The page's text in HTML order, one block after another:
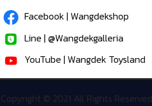
Facebook | Wangdekshop
Line | @Wangdekgalleria
YouTube | Wangdek Toysland
Copyright © 2021 All Rights